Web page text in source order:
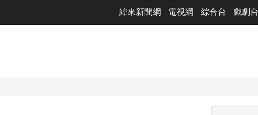
緯來新聞網 電視網 綜合台 戲劇台